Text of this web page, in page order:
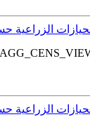
الزراعية
الزراعية